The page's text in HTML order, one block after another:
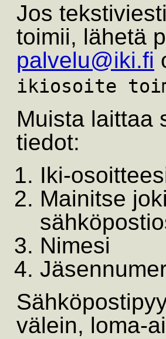
Jos
toimii, lähetä
palvelu@iki.fi
ikiosoite
Muista laittaa
tiedot:
Iki-
Mainitse
Nimesi
välein, loma-